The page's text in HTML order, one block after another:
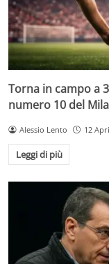
Torna in campo a
numero 10 del
Alessio Lento 12
Leggi di più